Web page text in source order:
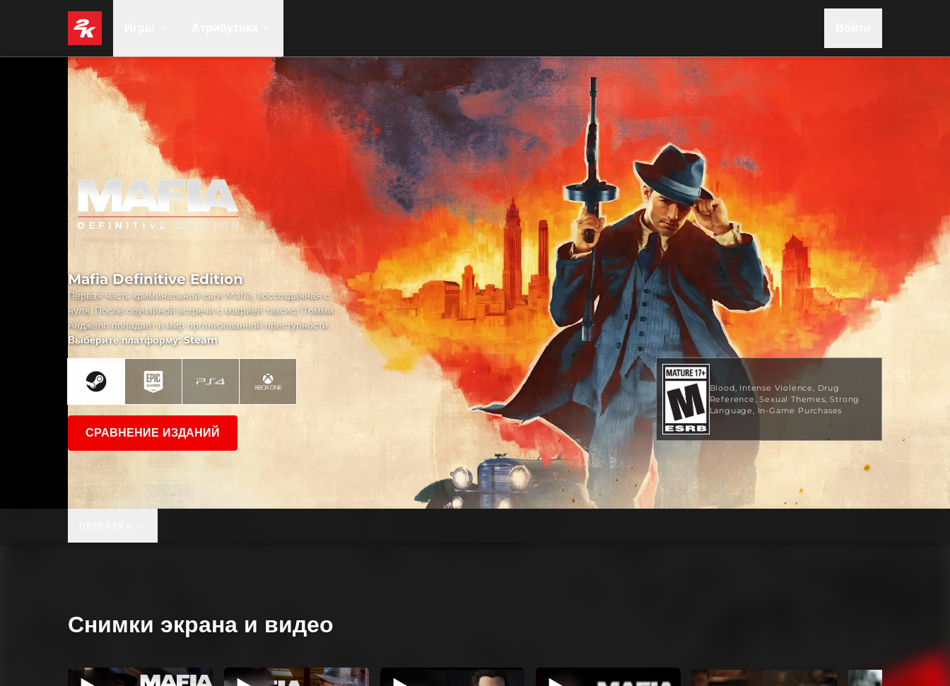
Blood Intense Violence
Drug
Reference Sexual Themes Strong
Language
In-Game Purchases
Mafia Definitive Edition
Первая часть криминальной саги Mafia, воссозданная с
нуля. После случайной встречи с мафией таксист Томми
Анджело попадает в мир организованной преступности.
Выберите платформу: Steam
СРАВНЕНИЕ ИЗДАНИЙ
Снимки экрана и видео